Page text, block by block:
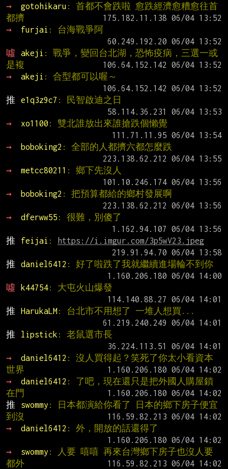
→
gotohikaru : 首都不會跌啦 愈跌經濟愈糟愈往首
都擠
→
furjai : 台海戰爭阿
噓
akeji : 戰爭，變回台北湖，恐怖疫病，三選一或
是複
→
akeji : 合型都可以喔～
推
e1q3z9c7 : 民智啟迪之日
→
xo1100 : 雙北誰放出來誰搶跌個懶覺
→
boboking2 : 全部的人都擠六都怎麼跌
→
metcc80211 : 鄉下先沒人
→
boboking2 : 把預算都給的鄉村發展啊
→
dferww55 : 很難，別傻了
推
feijai :
https://i.imgur.com/3p5wV23.jpeg
推
daniel6412 : 好了啦跌了我就繼續進場輪不到你
噓
k44754: 大屯火山爆發
推
HarukaLM : 台北市不用想了 一堆人想買...
推
lipstick : 老鼠選市長
→
daniel6412 : 沒人買得起？笑死了你太小看資本
世界
→
daniel6412 : 了吧，現在還只是把外國人購屋鎖
在門
推
swommy : 日本都演給你看了 日本的鄉下房子便宜
到沒
→
daniel6412 : 外，開放的話還得了
→
swommy : 人要 嘻嘻 再來台灣鄉下房子也沒人要
都外